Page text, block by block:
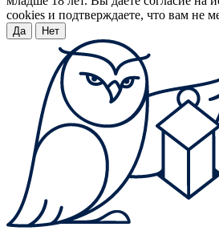
cookies и подтверждаете, что вам не
Да Нет